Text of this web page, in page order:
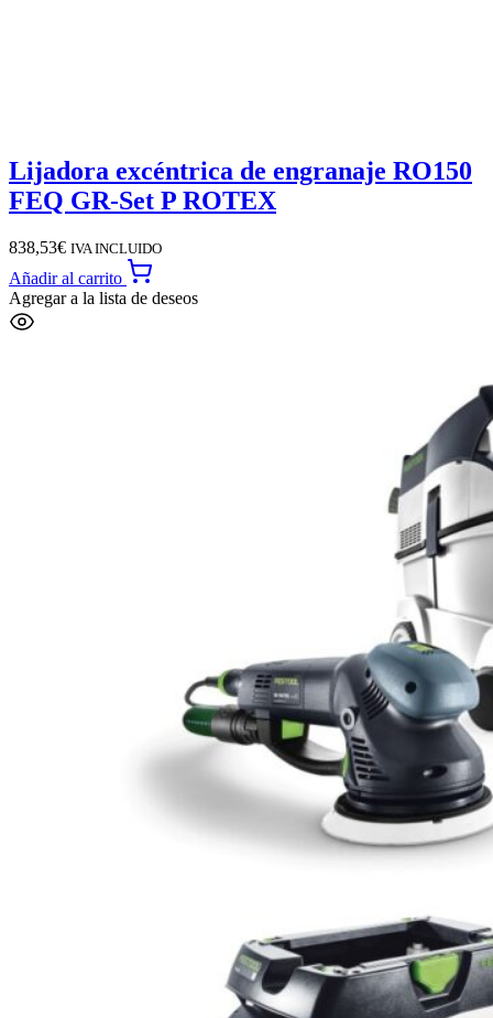
Lijadora excéntrica de engranaje RO150
FEQ GR-Set P ROTEX
838,53€ IVA INCLUIDO
Añadir al carrito
Agregar a la lista de deseos